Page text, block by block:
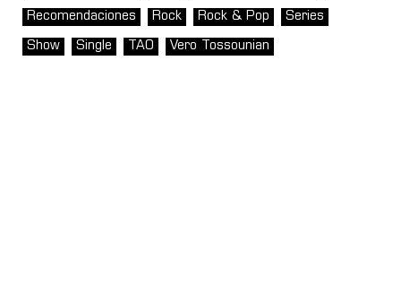
Recomendaciones Rock Rock & Pop Series
Show Single TAO Vero Tossounian